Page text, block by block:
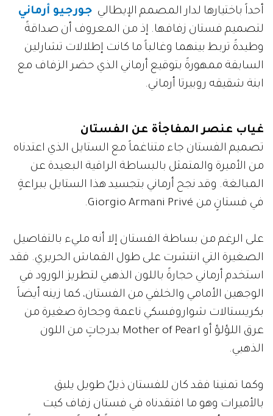
أحداً باختيارها لدار المصمم الإيطالي جورجيو أرماني
لتصميم فستان زفافها. إذ من المعروف أن صداقةً
وطيدةً تربط بينهما وغالباً ما كانت إطلالات تشارلين
السابقة ممهورةً بتوقيع أرماني الذي حضر الزفاف مع
ابنة شقيقه روبيرتا أرماني.
غياب عنصر المفاجأة عن الفستان
تصميم الفستان جاء متناغماً مع الستايل الذي اعتدناه
من الأميرة والمتمثل بالبساطة الراقية البعيدة عن
المبالغة. وقد نجح أرماني بتجسيد هذا الستايل ببراعةٍ
في فستانٍ من Giorgio Armani Privé.
على الرغم من بساطة الفستان إلا أنه مليء بالتفاصيل
الصغيرة التي انتشرت على طول القماش الحريري. فقد
استخدم أرماني حجارةً باللون الذهبي لتطريز الورود في
الوجهين الأمامي والخلفي من الفستان، كما زينه أيضاً
بكريستالات شواروفسكي ناعمة وجحارة صغيرة من
عرق اللؤلؤ أو Mother of Pearl بدرجاتٍ من اللون
الذهبي.
وكما تمنينا فقد كان للفستان ذيلٌ طويل يليق
بالأميرات وهو ما افتقدناه في فستان زفاف كيت